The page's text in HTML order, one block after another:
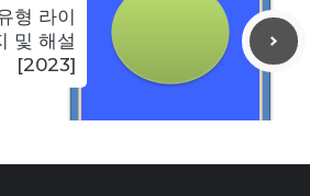
형 라이
및 해설
[2023]